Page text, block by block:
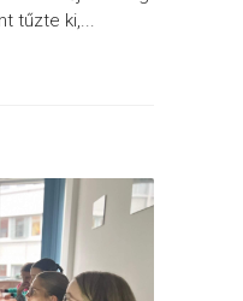
tűzte ki,...